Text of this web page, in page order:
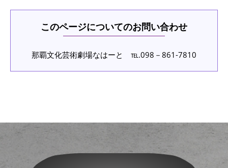
このページについてのお問い合わせ
那覇文化芸術劇場なはーと ℡.098－861-7810